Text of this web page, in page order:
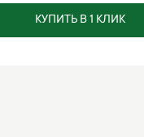
КУПИТЬ В 1 КЛИК